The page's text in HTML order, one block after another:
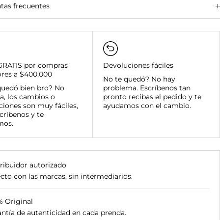
país:
y su área metropolitana:
superiores a $400.000:
frecuentes
por compras
a $400.000
bien bro? No
los cambios o
son muy fáciles,
y te
Devoluciones fáciles
No te quedó? No hay
problema. Escríbenos tan
pronto recibas el pedido y te
ayudamos con el cambio.
autorizado
con las marcas, sin intermediarios.
Original
de autenticidad en cada prenda.